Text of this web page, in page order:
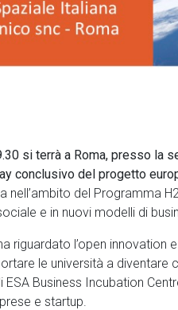
si terrà a Roma, presso la
conclusivo del progetto
nell’ambito del Programma
e in nuovi modelli di
riguardato l’open innovation
le università a
Business Incubation
e startup.